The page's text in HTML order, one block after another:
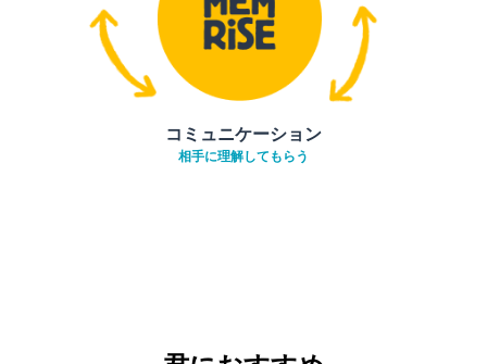
コミュニケーション
相手に理解してもらう